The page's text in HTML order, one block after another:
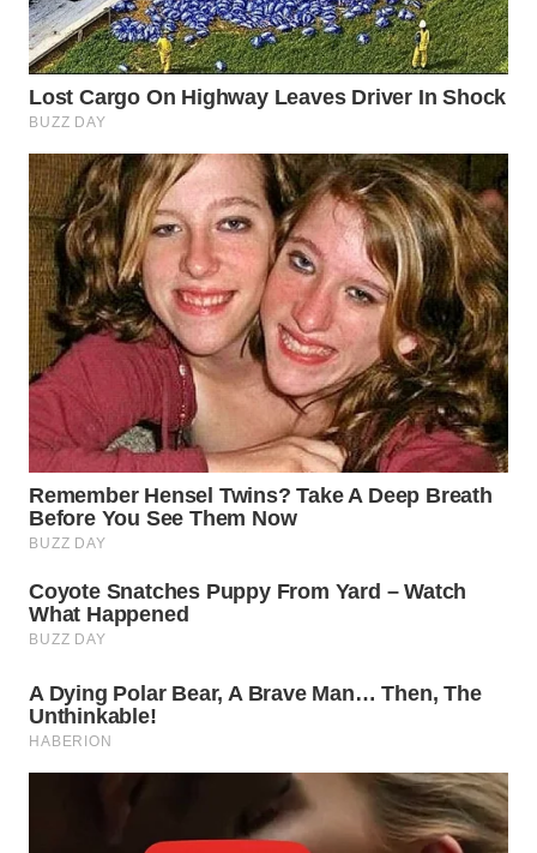
WN
DAIRI
DANAU
TOBA
WN
NIAS
WN
LANGKAT
WN
TAPANULI
SELATAN
WN
LESUNG
KARO
WN
SIMALUNGUN